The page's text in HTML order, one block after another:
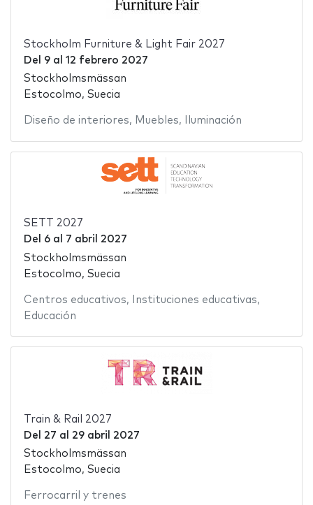
Stockholm Furniture & Light Fair 2027
Del 9al 12 febrero 2027
Stockholmsmässan
Estocolmo, Suecia
Diseño de interiores, Muebles, Iluminación
SETT 2027
Del 6al 7 abril 2027
Stockholmsmässan
Estocolmo, Suecia
Centros educativos, Instituciones educativas,
Educación
Train & Rail 2027
Del 27 al 29 abril 2027
Stockholmsmässan
Estocolmo, Suecia
Ferrocarril y trenes